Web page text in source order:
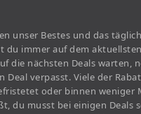
unser Bestes und das
du immer auf dem
die nächsten Deals warten,
Deal verpasst. Viele der
oder binnen weniger
du musst bei einigen Deals